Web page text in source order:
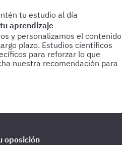
tu estudio al día
aprendizaje
y personalizamos el contenido
plazo. Estudios científicos
para reforzar lo que
nuestra recomendación para
oposición